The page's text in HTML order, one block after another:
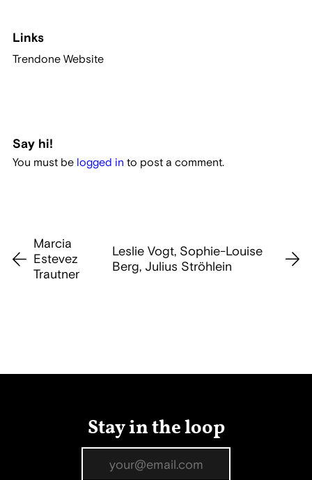
Links
Trendone Website
Say hi!
You must be logged in to post a comment.
Marcia
Estevez
Trautner
Leslie Vogt, Sophie-Louise
Berg, Julius Ströhlein
Stay in the loop